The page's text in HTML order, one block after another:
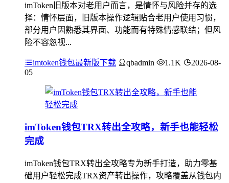
imToken旧版本对老用户而言，是情怀与风险并存的选
择：情怀层面，旧版本操作逻辑贴合老用户使用习惯，
部分用户因熟悉其界面、功能而有特殊情感联结；但风
险不容忽视...
imtoken钱包最新版下载 qbadmin 1.1K
2026-08-
05
imToken钱包TRX转出全攻略，新手也能轻松
完成
imToken钱包TRX转出全攻略专为新手打造，助力零基
础用户轻松完成TRX资产转出操作，攻略覆盖从钱包内